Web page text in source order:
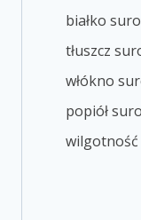
białko
tłuszcz
włókno
popiół
wilgotność